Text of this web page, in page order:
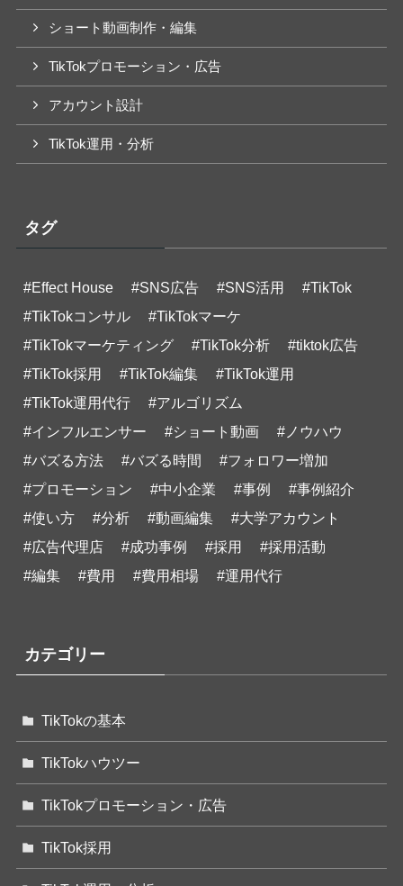
ショート動画制作・編集
TikTokプロモーション・広告
アカウント設計
TikTok運用・分析
タグ
#Effect House #SNS広告 #SNS活用
#TikTok
#TikTokコンサル
#TikTokマーケ
#TikTokマーケティング
#TikTok分析
#tiktok広告
#TikTok採用
#TikTok編集
#TikTok運用
#TikTok運用代行
#アルゴリズム
#インフルエンサー
#ショート動画
#ノウハウ
#バズる方法
#バズる時間
#フォロワー増加
#プロモーション
#中小企業 #事例
#事例紹介
#使い方
#分析 #動画編集
#大学アカウント
#広告代理店
#成功事例 #採用
#採用活動
#編集
#費用 #費用相場 #運用代行
カテゴリー
TikTokの基本
TikTokハウツー
TikTokプロモーション・広告
TikTok採用